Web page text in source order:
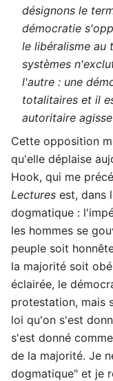
désignons le
démocratie
le libéralisme au
systèmes
l'autre : une
totalitaires et il
autoritaire
Cette opposition
qu'elle déplaise
Hook, qui me
Lectures est, dans
dogmatique :
les hommes se
peuple soit
la majorité soit
éclairée, le
protestation, mais
loi qu'on s'est
s'est donné
de la majorité. Je
dogmatique" et je